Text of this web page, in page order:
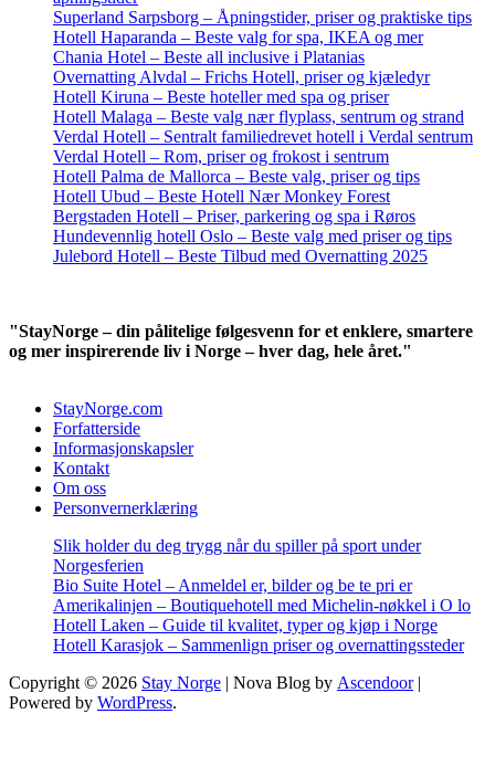
Superland Sarpsborg – Åpningstider, priser og praktiske tips
Hotell Haparanda – Beste valg for spa, IKEA og mer
Chania Hotel – Beste all inclusive i Platanias
Overnatting Alvdal – Frichs Hotell, priser og kjæledyr
Hotell Kiruna – Beste hoteller med spa og priser
Hotell Malaga – Beste valg nær flyplass, sentrum og strand
Verdal Hotell – Sentralt familiedrevet hotell i Verdal sentrum
Verdal Hotell – Rom, priser og frokost i sentrum
Hotell Palma de Mallorca – Beste valg, priser og tips
Hotell Ubud – Beste Hotell Nær Monkey Forest
Bergstaden Hotell – Priser, parkering og spa i Røros
Hundevennlig hotell Oslo – Beste valg med priser og tips
Julebord Hotell – Beste Tilbud med Overnatting 2025
"StayNorge – din pålitelige følgesvenn for et enklere, smartere
og mer inspirerende liv i Norge – hver dag, hele året."
StayNorge.com
Forfatterside
Informasjonskapsler
Kontakt
Om oss
Personvernerklæring
Slik holder du deg trygg når du spiller på sport under
Norgesferien
Bio Suite Hotel – Anmeldel er, bilder og be te pri er
Amerikalinjen – Boutiquehotell med Michelin-nøkkel i O lo
Hotell Laken – Guide til kvalitet, typer og kjøp i Norge
Hotell Karasjok – Sammenlign priser og overnattingssteder
Copyright © 2026 Stay Norge | Nova Blog by Ascendoor|
Powered by WordPress.